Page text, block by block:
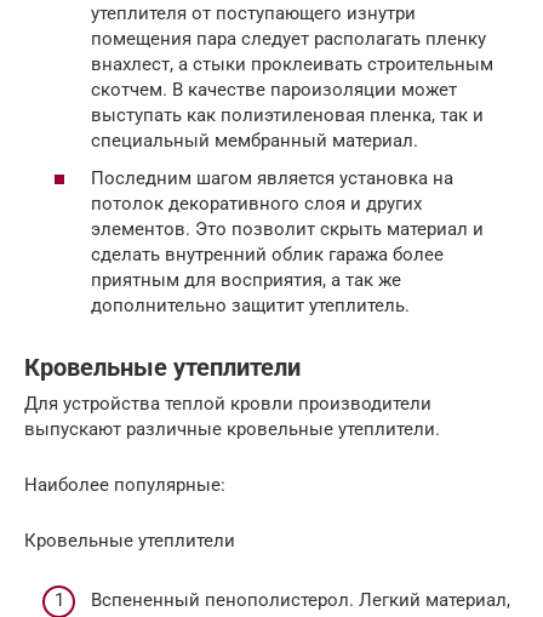
утеплителя от поступающего изнутри
помещения пара следует располагать пленку
внахлест, а стыки проклеивать строительным
скотчем. В качестве пароизоляции может
выступать как полиэтиленовая пленка, так и
специальный мембранный материал.
Последним шагом является установка на
потолок декоративного слоя и других
элементов. Это позволит скрыть материал и
сделать внутренний облик гаража более
приятным для восприятия, а так же
дополнительно защитит утеплитель.
Кровельные утеплители
Для устройства теплой кровли производители
выпускают различные кровельные утеплители.
Наиболее популярные:
Кровельные утеплители
Вспененный пенополистерол. Легкий материал,